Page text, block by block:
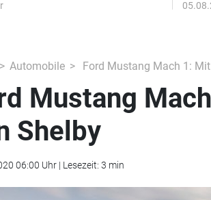
Automobile Ford Mustang Mach 1:
Mustang
Shelby
06:00 Uhr | Lesezeit: 3 min